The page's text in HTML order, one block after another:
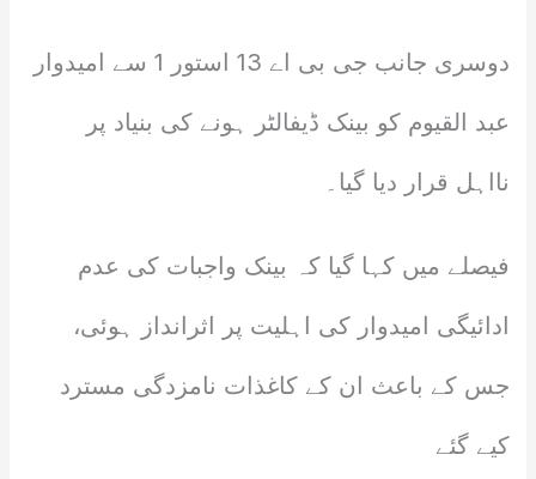
دوسری جانب جی بی اے 13 استور 1 سے امیدوار
عبد القیوم کو بینک ڈیفالٹر ہونے کی بنیاد پر
نااہل قرار دیا گیا۔
فیصلے میں کہا گیا کہ بینک واجبات کی عدم
ادائیگی امیدوار کی اہلیت پر اثرانداز ہوئی،
جس کے باعث ان کے کاغذات نامزدگی مسترد
کیے گئے